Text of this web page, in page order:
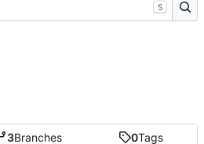
3Branches 0Tags
S